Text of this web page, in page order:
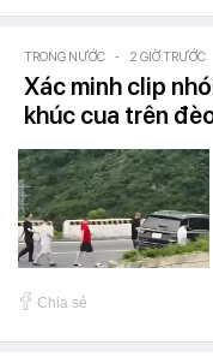
TRONG NƯỚC - 2 GIỜ TRƯỚC
Xác minh clip
khúc cua trên
Chia sẻ